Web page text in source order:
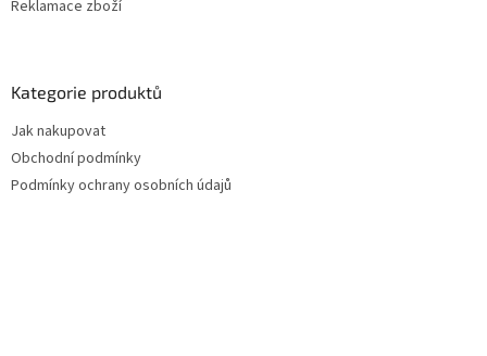
Reklamace zboží
Kategorie produktů
Jak nakupovat
Obchodní podmínky
Podmínky ochrany osobních údajů